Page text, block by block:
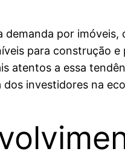
demanda por imóveis,
para construção
atentos a essa
investidores na